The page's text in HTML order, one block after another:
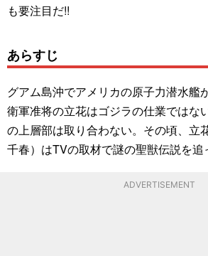
も要注目だ!!
あらすじ
グアム島沖でアメリカの原子力潜水艦
衛軍准将の立花はゴジラの仕業ではな
の上層部は取り合わない。その頃、立
千春）はTVの取材で謎の聖獣伝説を
ADVERTISEMENT